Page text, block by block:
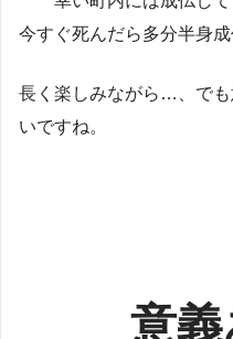
今すぐ死んだら多分半
長く楽しみながら…、で
いですね。
意義